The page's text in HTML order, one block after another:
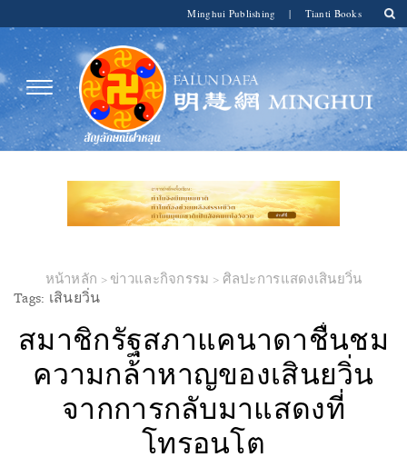
Minghui Publishing | Tianti Books
หน้าหลัก > ข่าวและกิจกรรม > ศิลปะการแสดงเสินยวิ่น
Tags: เสินยวิ่น
สมาชิกรัฐสภาแคนาดาชื่นชม
ความกล้าหาญของเสินยวิ่น
จากการกลับมาแสดงที่
โทรอนโต